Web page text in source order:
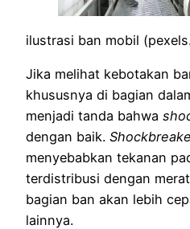
ilustrasi ban mobil
Jika melihat kebotakan
khususnya di bagian
menjadi tanda bahwa
dengan baik.
menyebabkan tekanan
terdistribusi dengan
bagian ban akan lebih
lainnya.